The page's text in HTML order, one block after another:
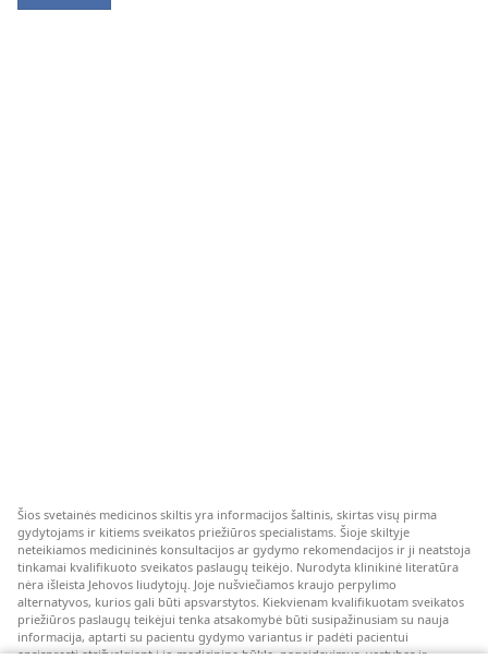
Šios svetainės medicinos skiltis yra informacijos šaltinis, skirtas visų pirma
gydytojams ir kitiems sveikatos priežiūros specialistams. Šioje skiltyje
neteikiamos medicininės konsultacijos ar gydymo rekomendacijos ir ji neatstoja
tinkamai kvalifikuoto sveikatos paslaugų teikėjo. Nurodyta klinikinė literatūra
nėra išleista Jehovos liudytojų. Joje nušviečiamos kraujo perpylimo
alternatyvos, kurios gali būti apsvarstytos. Kiekvienam kvalifikuotam sveikatos
priežiūros paslaugų teikėjui tenka atsakomybė būti susipažinusiam su nauja
informacija, aptarti su pacientu gydymo variantus ir padėti pacientui
apsispręsti atsižvelgiant į jo medicininę būklę, pageidavimus, vertybes ir